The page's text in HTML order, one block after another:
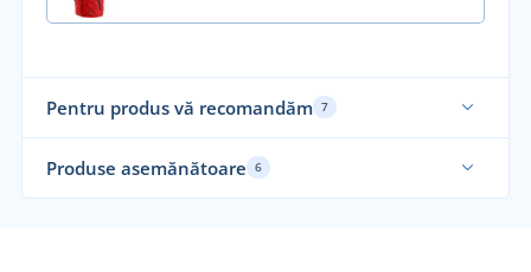
Pentru produs vă recomandăm 7
Produse asemănătoare 6